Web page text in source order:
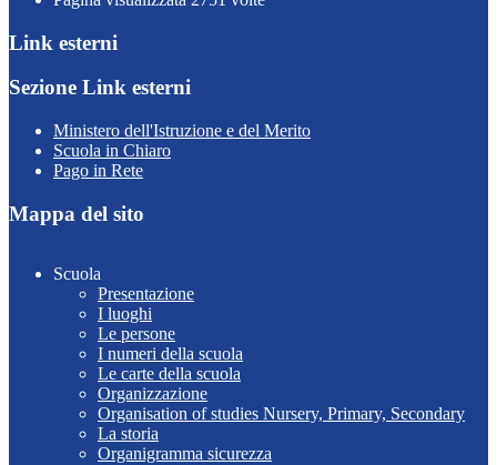
Link esterni
Sezione Link esterni
Ministero dell'Istruzione e del Merito
Scuola in Chiaro
Pago in Rete
Mappa del sito
Scuola
Presentazione
I luoghi
Le persone
I numeri della scuola
Le carte della scuola
Organizzazione
Organisation of studies Nursery, Primary, Secondary
La storia
Organigramma sicurezza